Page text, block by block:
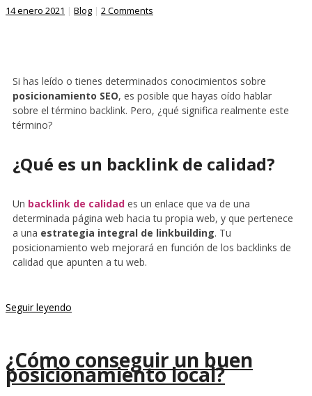
14 enero 2021 | Blog | 2 Comments
Si has leído o tienes determinados conocimientos sobre
posicionamiento SEO, es posible que hayas oído hablar
sobre el término backlink. Pero, ¿qué significa realmente este
término?
¿Qué es un backlink de calidad?
Un backlink de calidad es un enlace que va de una
determinada página web hacia tu propia web, y que pertenece
a una estrategia integral de linkbuilding. Tu
posicionamiento web mejorará en función de los backlinks de
calidad que apunten a tu web.
Seguir leyendo
¿Cómo conseguir un buen
posicionamiento local?